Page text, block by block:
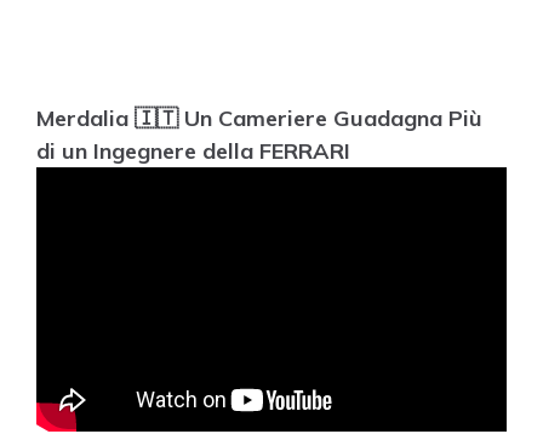
Merdalia 🇮🇹 Un Cameriere Guadagna Più
di un Ingegnere della FERRARI